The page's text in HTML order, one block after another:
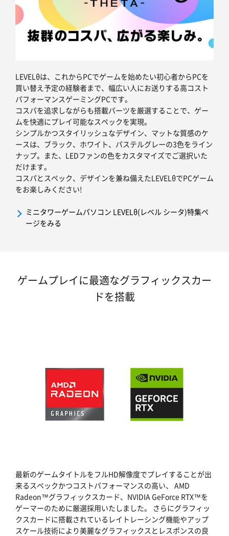
LEVELθは、これからPCでゲームを始めたい初心者からPCを
買い替え予定の経験者まで、幅広い人にお送りする高コスト
パフォーマンスゲーミングPCです。
コスパを追求しながらも搭載パーツを厳選することで、ゲー
ムを快適にプレイ可能なスペックを実現。
シンプルかつスタイリッシュなデザイン、マットな質感のケ
ースは、ブラック、ホワイト、パステルグレーの3色をライン
ナップ。また、LEDファンの色をカスタマイズでご選択いた
だけます。
コスパとスペック、デザインを兼ね備えたLEVELθでPCゲーム
をお楽しみください!
ミニタワーゲームパソコン LEVELθ(レベル シータ)特集ペ
ージをみる
ゲームプレイに最適なグラフィックスカー
ドを搭載
最新のゲームタイトルをフルHD解像度でプレイすることが出
来るスペックかつコストパフォーマンスの高い、 AMD
Radeon™グラフィックスカード、NVIDIA GeForce RTX™を
ゲーマーのために厳選採用いたしました。 さらにグラフィッ
クスカードに搭載されているレイトレーシング機能やアップ
スケール技術により美麗なグラフィックスとレスポンスの良